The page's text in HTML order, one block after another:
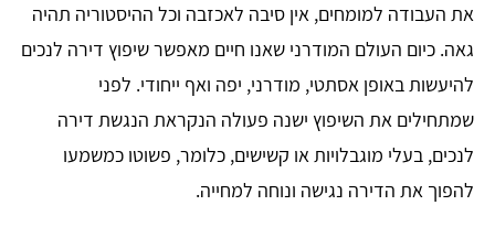
את העבודה למומחים, אין סיבה לאכזבה וכל ההיסטוריה תהיה
גאה. כיום העולם המודרני שאנו חיים מאפשר שיפוץ דירה לנכים
להיעשות באופן אסתטי, מודרני, יפה ואף ייחודי. לפני
שמתחילים את השיפוץ ישנה פעולה הנקראת הנגשת דירה
לנכים, בעלי מוגבלויות או קשישים, כלומר, פשוטו כמשמעו
להפוך את הדירה נגישה ונוחה למחייה.